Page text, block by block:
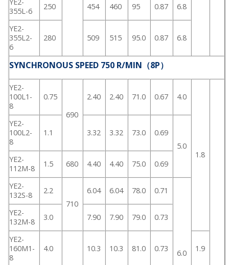
355L-6
250 454 460 95 0.87 6.8
YE2-
355L2-
6
280 509 515 95.0 0.87 6.8
SYNCHRONOUS SPEED 750 R/MIN（8P）
YE2-
100L1-
8
0.75
690
2.40 2.40 71.0 0.67 4.0
1.8
YE2-
100L2-
8
1.1 3.32 3.32 73.0
0.69
5.0
YE2-
112M-8
1.5 680 4.40 4.40 75.0 0.69
YE2-
132S-8
2.2
710
6.04 6.04 78.0 0.71
6.0
YE2-
132M-8
3.0 7.90 7.90 79.0 0.73
YE2-
160M1-
8
4.0 10.3 10.3 81.0 0.73 1.9